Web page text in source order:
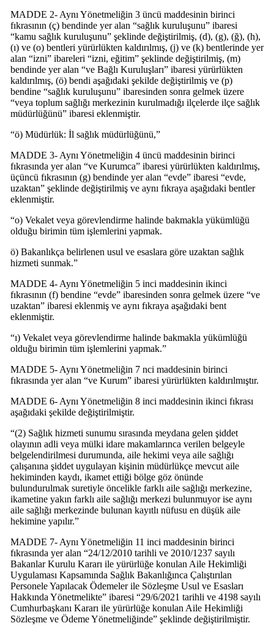
MADDE 2- Aynı Yönetmeliğin 3 üncü maddesinin birinci
fıkrasının (ç) bendinde yer alan “sağlık kuruluşunu” ibaresi
“kamu sağlık kuruluşunu” şeklinde değiştirilmiş, (d), (g), (ğ), (h),
(ı) ve (o) bentleri yürürlükten kaldırılmış, (j) ve (k) bentlerinde yer
alan “izni” ibareleri “izni, eğitim” şeklinde değiştirilmiş, (m)
bendinde yer alan “ve Bağlı Kuruluşları” ibaresi yürürlükten
kaldırılmış, (ö) bendi aşağıdaki şekilde değiştirilmiş ve (p)
bendine “sağlık kuruluşunu” ibaresinden sonra gelmek üzere
“veya toplum sağlığı merkezinin kurulmadığı ilçelerde ilçe sağlık
müdürlüğünü” ibaresi eklenmiştir.
“ö) Müdürlük: İl sağlık müdürlüğünü,”
MADDE 3- Aynı Yönetmeliğin 4 üncü maddesinin birinci
fıkrasında yer alan “ve Kurumca” ibaresi yürürlükten kaldırılmış,
üçüncü fıkrasının (g) bendinde yer alan “evde” ibaresi “evde,
uzaktan” şeklinde değiştirilmiş ve aynı fıkraya aşağıdaki bentler
eklenmiştir.
“o) Vekalet veya görevlendirme halinde bakmakla yükümlüğü
olduğu birimin tüm işlemlerini yapmak.
ö) Bakanlıkça belirlenen usul ve esaslara göre uzaktan sağlık
hizmeti sunmak.”
MADDE 4- Aynı Yönetmeliğin 5 inci maddesinin ikinci
fıkrasının (f) bendine “evde” ibaresinden sonra gelmek üzere “ve
uzaktan” ibaresi eklenmiş ve aynı fıkraya aşağıdaki bent
eklenmiştir.
“ı) Vekalet veya görevlendirme halinde bakmakla yükümlüğü
olduğu birimin tüm işlemlerini yapmak.”
MADDE 5- Aynı Yönetmeliğin 7 nci maddesinin birinci
fıkrasında yer alan “ve Kurum” ibaresi yürürlükten kaldırılmıştır.
MADDE 6- Aynı Yönetmeliğin 8 inci maddesinin ikinci fıkrası
aşağıdaki şekilde değiştirilmiştir.
“(2) Sağlık hizmeti sunumu sırasında meydana gelen şiddet
olayının adli veya mülki idare makamlarınca verilen belgeyle
belgelendirilmesi durumunda, aile hekimi veya aile sağlığı
çalışanına şiddet uygulayan kişinin müdürlükçe mevcut aile
hekiminden kaydı, ikamet ettiği bölge göz önünde
bulundurulmak suretiyle öncelikle farklı aile sağlığı merkezine,
ikametine yakın farklı aile sağlığı merkezi bulunmuyor ise aynı
aile sağlığı merkezinde bulunan kayıtlı nüfusu en düşük aile
hekimine yapılır.”
MADDE 7- Aynı Yönetmeliğin 11 inci maddesinin birinci
fıkrasında yer alan “24/12/2010 tarihli ve 2010/1237 sayılı
Bakanlar Kurulu Kararı ile yürürlüğe konulan Aile Hekimliği
Uygulaması Kapsamında Sağlık Bakanlığınca Çalıştırılan
Personele Yapılacak Ödemeler ile Sözleşme Usul ve Esasları
Hakkında Yönetmelikte” ibaresi “29/6/2021 tarihli ve 4198 sayılı
Cumhurbaşkanı Kararı ile yürürlüğe konulan Aile Hekimliği
Sözleşme ve Ödeme Yönetmeliğinde” şeklinde değiştirilmiştir.